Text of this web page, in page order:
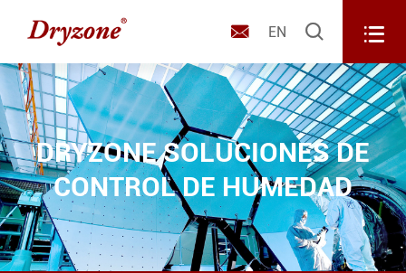
 EN  
DRYZONE SOLUCIONES DE
CONTROL DE HUMEDAD